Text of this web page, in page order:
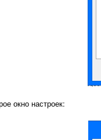
окно настроек: